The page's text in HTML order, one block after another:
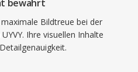
bewahrt
Bildtreue bei der
Ihre visuellen Inhalte